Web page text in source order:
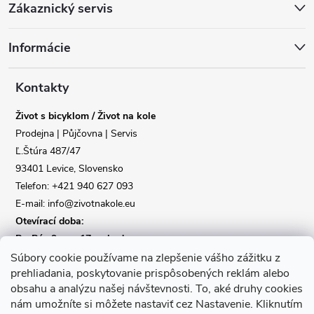
Súbory cookie používame na zlepšenie vášho zážitku z
prehliadania, poskytovanie prispôsobených reklám alebo
obsahu a analýzu našej návštevnosti. To, aké druhy cookies
nám umožníte si môžete nastaviť cez Nastavenie. Kliknutím
p
Zákaznický servis
Informácie
Kontakty
Život s bicyklom / Život na kole
Prodejna | Půjčovna | Servis
Ľ.Štúra 487/47
93401 Levice, Slovensko
Telefon: +421 940 627 093
E-mail: info@zivotnakole.eu
Otevírací doba:
Po-Pá : 9,oo - 17,oo hod
So : 9,oo - 12,oo | Ne : Zavřeno
Kontaktní formulář